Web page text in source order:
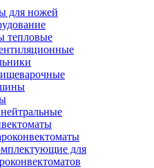
для ножей
тепловые
для